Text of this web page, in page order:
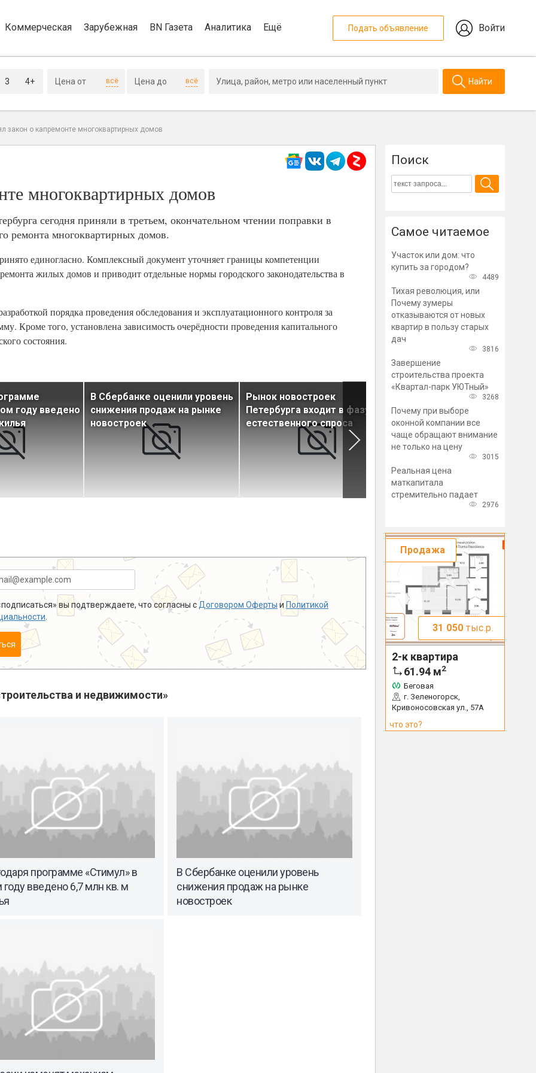
Коммерческая Зарубежная BN Газета Аналитика Ещё Подать объявление Войти
3 4+ всё всё Найти
закон о капремонте многоквартирных домов
многоквартирных домов
сегодня приняли в третьем, окончательном чтении поправки в
ремонта многоквартирных домов.
единогласно. Комплексный документ уточняет границы компетенции
жилых домов и приводит отдельные нормы городского законодательства в
порядка проведения обследования и эксплуатационного контроля за
Кроме того, установлена зависимость очерёдности проведения капитального
состояния.
году введено
В Сбербанке оценили уровень
снижения продаж на рынке
новостроек
Рынок новостроек
Петербурга входит в фазу
естественного спроса
В России изменят механизм
расселения аварийного
вы подтверждаете, что согласны с Договором Оферты и Политикой
и недвижимости»
программе «Стимул» в
году введено 6,7 млн кв. м
В Сбербанке оценили уровень
снижения продаж на рынке
новостроек
Поиск
Самое читаемое
Участок или дом: что
купить за городом?
4489
Тихая революция, или
Почему зумеры
отказываются от новых
квартир в пользу старых
дач
3816
Завершение
строительства проекта
«Квартал-парк УЮТный»
3268
Почему при выборе
оконной компании все
чаще обращают внимание
не только на цену
3015
Реальная цена
маткапитала
стремительно падает
2976
Продажа
31 050 тыс.р.
2-к квартира
61.94 м2
Беговая
г. Зеленогорск,
Кривоносовская ул., 57А
что это?